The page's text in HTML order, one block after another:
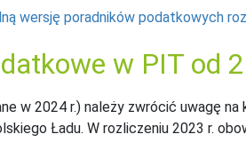
wersję poradników podatkowych
w PIT od
w 2024 r.) należy zwrócić uwagę na
Ładu. W rozliczeniu 2023 r.